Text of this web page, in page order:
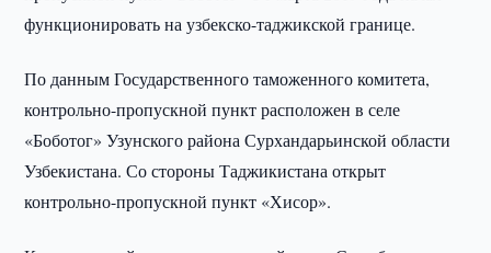
функционировать на узбекско-таджикской границе.
По данным Государственного таможенного комитета,
контрольно-пропускной пункт расположен в селе
«Боботог» Узунского района Сурхандарьинской области
Узбекистана. Со стороны Таджикистана открыт
контрольно-пропускной пункт «Хисор».